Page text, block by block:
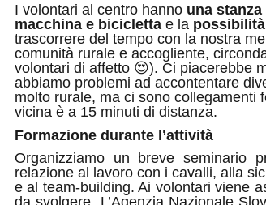
I volontari al centro hanno una
macchina e bicicletta e lapossibilità
trascorrere del tempo con la nostra
comunità rurale e accogliente,
volontari di affetto 😍). Ci piacerebbe
abbiamo problemi ad accontentare
molto rurale, ma ci sono collegamenti
vicina è a 15 minuti di distanza.
Formazione durante l’attività
Organizziamo un breve seminario
relazione al lavoro con i cavalli, alla
e al team-building. Ai volontari viene